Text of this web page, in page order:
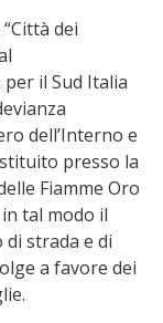
dei
il Sud Italia
dell’Interno e
presso la
Fiamme Oro
tal modo il
strada e di
a favore dei